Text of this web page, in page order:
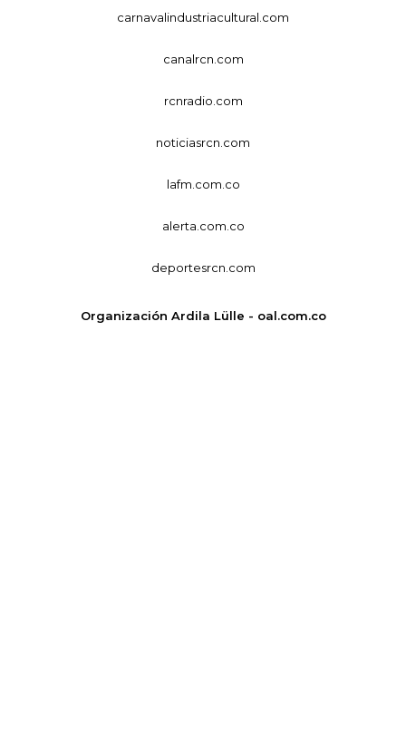
carnavalindustriacultural.com
canalrcn.com
rcnradio.com
noticiasrcn.com
lafm.com.co
alerta.com.co
deportesrcn.com
Organización Ardila Lülle - oal.com.co